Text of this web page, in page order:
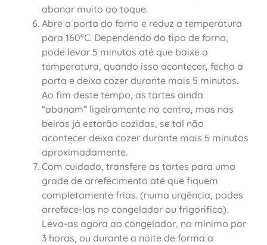
abanar muito ao toque.
Abre a porta do forno e reduz a temperatura
para 160ºC. Dependendo do tipo de forno,
pode levar 5 minutos até que baixe a
temperatura, quando isso acontecer, fecha a
porta e deixa cozer durante mais 5 minutos.
Ao fim deste tempo, as tartes ainda
“abanam” ligeiramente no centro, mas nas
beiras já estarão cozidas, se tal não
acontecer deixa cozer durante mais 5 minutos
aproximadamente.
Com cuidado, transfere as tartes para uma
grade de arrefecimento até que fiquem
completamente frias. (numa urgência, podes
arrefece-las no congelador ou frigorifico).
Leva-as agora ao congelador, no mínimo por
3 horas, ou durante a noite de forma a